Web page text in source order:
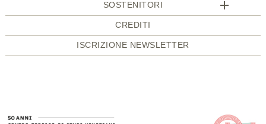
SOSTENITORI
CREDITI
ISCRIZIONE NEWSLETTER